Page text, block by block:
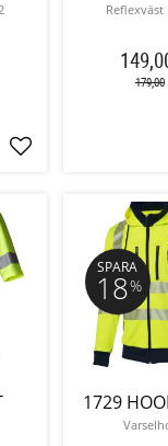
Lägg till i favoriter
Reflexväst
179,00
1729
SPARA
18%